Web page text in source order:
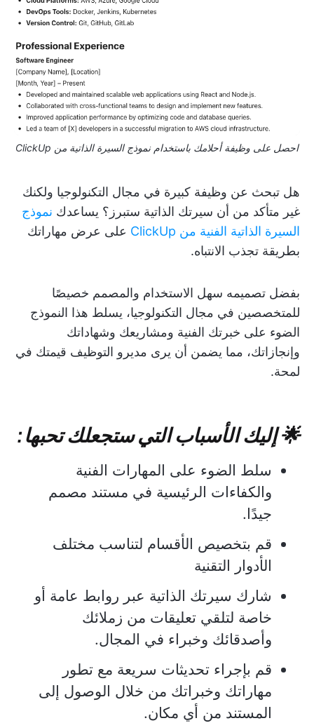
احصل على وظيفة أحلامك باستخدام نموذج السيرة الذاتية من ClickUp
هل تبحث عن وظيفة كبيرة في مجال التكنولوجيا ولكنك
غير متأكد من أن سيرتك الذاتية ستبرز؟ يساعدك نموذج
السيرة الذاتية الفنية من ClickUp
على عرض مهاراتك
بطريقة تجذب الانتباه.
بفضل تصميمه سهل الاستخدام والمصمم خصيصًا
للمتخصصين في مجال التكنولوجيا، يسلط هذا النموذج
الضوء على خبرتك الفنية ومشاريعك وشهاداتك
وإنجازاتك، مما يضمن أن يرى مديرو التوظيف قيمتك في
لمحة.
🌟 إليك الأسباب التي ستجعلك تحبها:
سلط الضوء على المهارات الفنية
والكفاءات الرئيسية في مستند مصمم
جيدًا.
قم بتخصيص الأقسام لتناسب مختلف
الأدوار التقنية
شارك سيرتك الذاتية عبر روابط عامة أو
خاصة لتلقي تعليقات من زملائك
وأصدقائك وخبراء في المجال.
قم بإجراء تحديثات سريعة مع تطور
مهاراتك وخبراتك من خلال الوصول إلى
المستند من أي مكان.